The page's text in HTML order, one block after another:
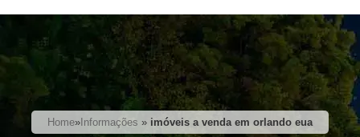
Home» Informações » imóveis a venda em orlando eua